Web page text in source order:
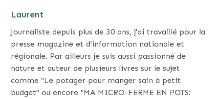
Laurent
Journaliste depuis plus de 30 ans, j'ai travaillé pour la
presse magazine et d'information nationale et
régionale. Par ailleurs je suis aussi passionné de
nature et auteur de plusieurs livres sur le sujet
comme "Le potager pour manger sain à petit
budget" ou encore "MA MICRO-FERME EN POTS: